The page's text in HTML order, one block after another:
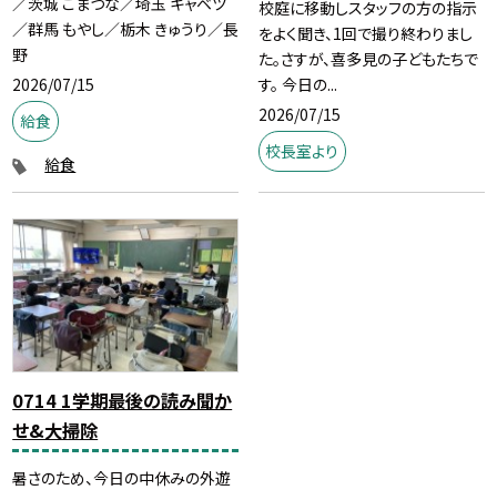
／群馬 もやし／栃木 きゅうり／長
野
2026/07/15
給食
給食
校庭に移動しスタッフの方の指示
をよく聞き、1回で撮り終わりまし
た。さすが、喜多見の子どもたちで
す。 今日の...
2026/07/15
校長室より
0714 1学期最後の読み聞か
せ&大掃除
暑さのため、今日の中休みの外遊